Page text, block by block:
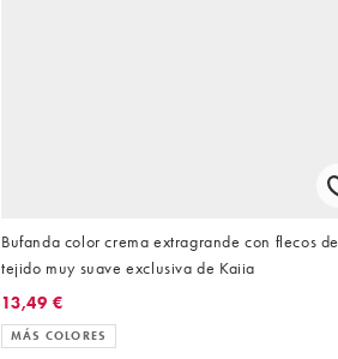
Bufanda color crema extragrande con flecos de
tejido muy suave exclusiva de Kaiia
13,49 €
MÁS COLORES